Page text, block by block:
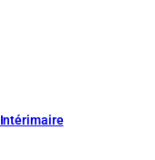
Intérimaire